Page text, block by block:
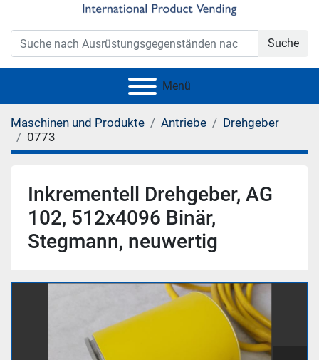
Suche
Menü
Maschinen und Produkte Antriebe
Drehgeber
0773
Inkrementell Drehgeber, AG
102, 512x4096 Binär,
Stegmann, neuwertig